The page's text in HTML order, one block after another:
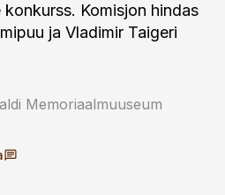
Komisjon hindas
ja Vladimir Taigeri
Memoriaalmuuseum